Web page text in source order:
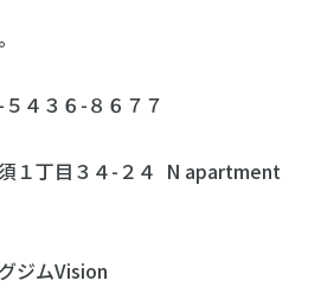
４３６-８６７７
１丁目３４-２４ N apartment
ジムVision